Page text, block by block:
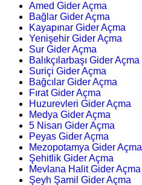
Amed Gider Açma
Bağlar Gider Açma
Kayapınar Gider Açma
Yenişehir Gider Açma
Sur Gider Açma
Balıkçılarbaşı Gider Açma
Suriçi Gider Açma
Bağcılar Gider Açma
Fırat Gider Açma
Huzurevleri Gider Açma
Medya Gider Açma
5 Nisan Gider Açma
Peyas Gider Açma
Mezopotamya Gider Açma
Şehitlik Gider Açma
Mevlana Halit Gider Açma
Şeyh Şamil Gider Açma